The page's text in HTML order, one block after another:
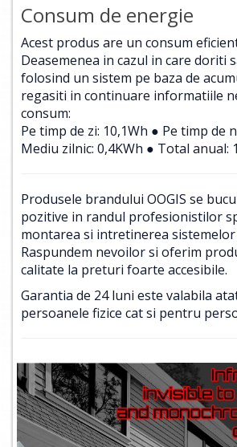
Consum de energie
Acest produs are un consum
Deasemenea in cazul in care doriti
folosind un sistem pe baza de
regasiti in continuare informatiile
consum:
Pe timp de zi: 10,1Wh ● Pe timp de
Mediu zilnic: 0,4KWh ● Total anual:
Produsele brandului OOGIS se
pozitive in randul profesionistilor
montarea si intretinerea sistemelor
Raspundem nevoilor si oferim
calitate la preturi foarte accesibile.
Garantia de 24 luni este valabila
persoanele fizice cat si pentru